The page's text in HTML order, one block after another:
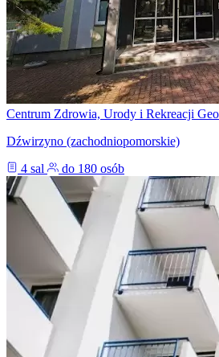
Centrum Zdrowia, Urody i Rekreacji
Dźwirzyno (zachodniopomorskie)
4 sal
do 180 osób